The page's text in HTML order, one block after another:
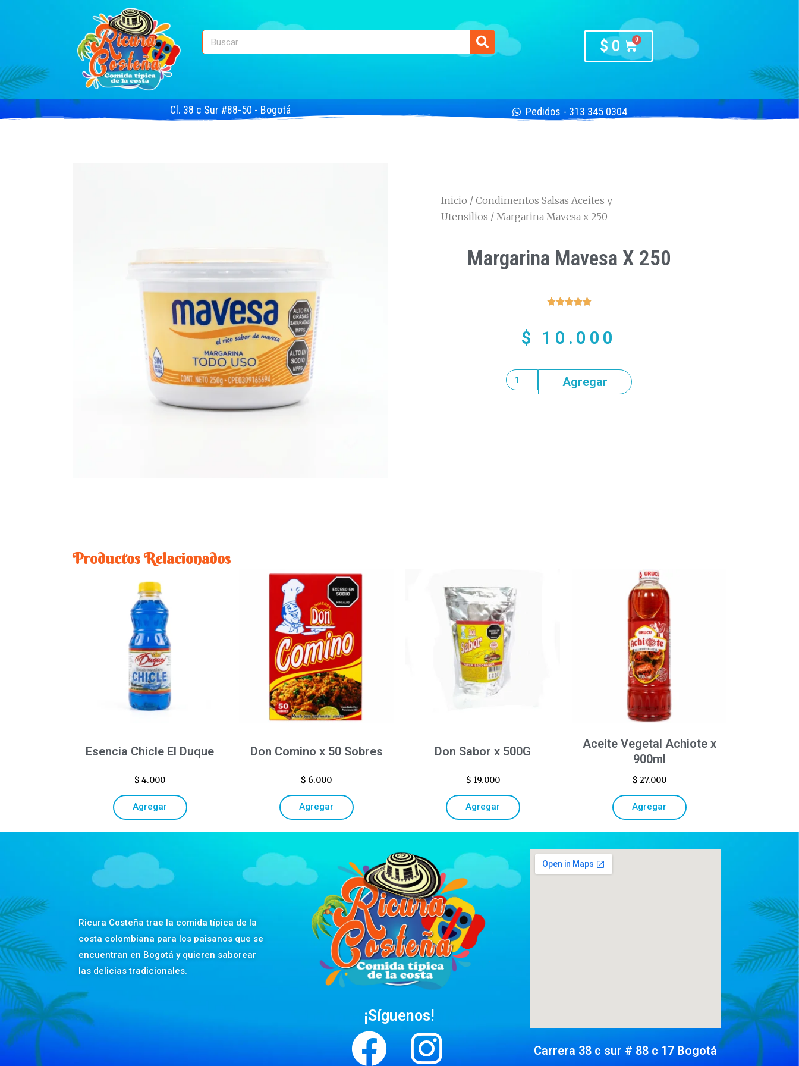
$ 0
Cl. 38 c Sur #88-50 - Bogotá Pedidos - 313 345 0304
Inicio / Condimentos Salsas Aceites y
Utensilios / Margarina Mavesa x 250
Margarina Mavesa X 250

$ 10.000
Agregar
Productos Relacionados
Esencia Chicle El Duque
$ 4.000
Agregar
Don Comino x 50 Sobres
$ 6.000
Agregar
Don Sabor x 500G
$ 19.000
Agregar
Aceite Vegetal Achiote x
900ml
$ 27.000
Agregar
Ricura Costeña trae la comida típica de la
costa colombiana para los paisanos que se
encuentran en Bogotá y quieren saborear
las delicias tradicionales.
¡Síguenos!
Carrera 38 c sur # 88 c 17 Bogotá